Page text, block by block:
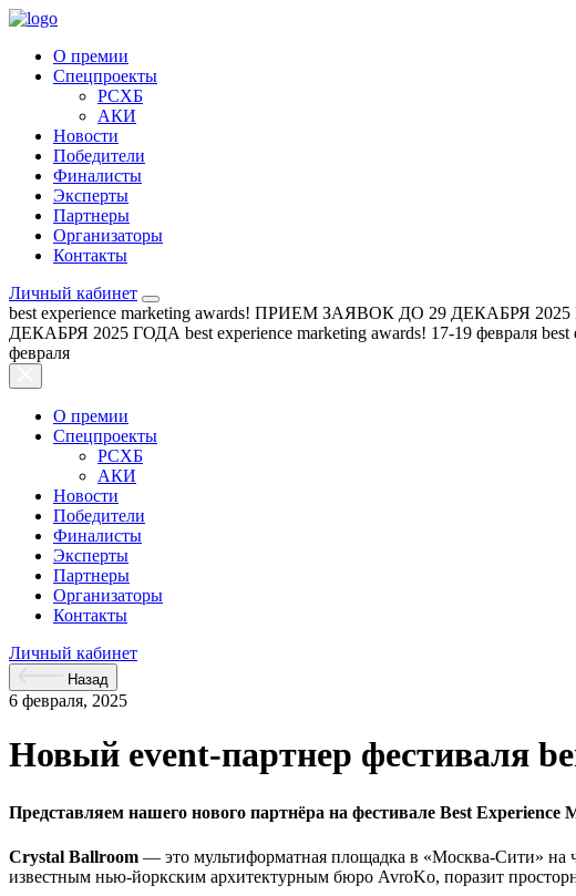
О премии
Спецпроекты
РСХБ
АКИ
Новости
Победители
Финалисты
Эксперты
Партнеры
Организаторы
Контакты
Личный кабинет
best experience marketing awards! ПРИЕМ ЗАЯВОК ДО 29 ДЕКАБРЯ 2025
ДЕКАБРЯ 2025 ГОДА best experience marketing awards! 17-19 февраля best
февраля
О премии
Спецпроекты
РСХБ
АКИ
Новости
Победители
Финалисты
Эксперты
Партнеры
Организаторы
Контакты
Личный кабинет
Назад
6 февраля, 2025
Новый event-партнер фестиваля
Представляем нашего нового партнёра на фестивале Best
Crystal Ballroom — это мультиформатная площадка в «Москва-Сити» на
известным нью-йоркским архитектурным бюро AvroKo, поразит